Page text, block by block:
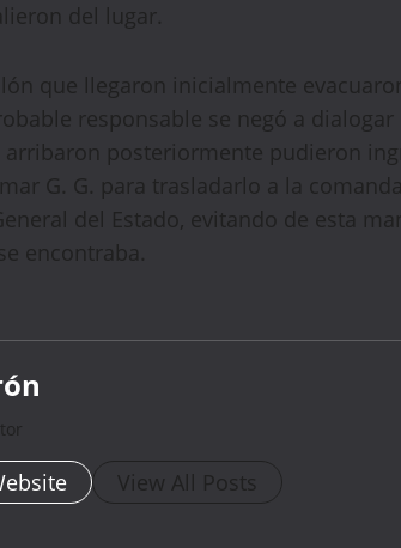
del lugar.
que llegaron inicialmente
responsable se negó a
arribaron posteriormente pudieron
G. G. para trasladarlo a la
del Estado, evitando de esta
encontraba.
View All Posts